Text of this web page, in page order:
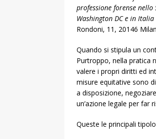
professione forense
Washington DC e in Italia
Rondoni, 11, 20146
Quando si stipula un
Purtroppo, nella pratica
valere i propri diritti ed
misure equitative sono
a disposizione,
un’azione legale per far
Queste le principali